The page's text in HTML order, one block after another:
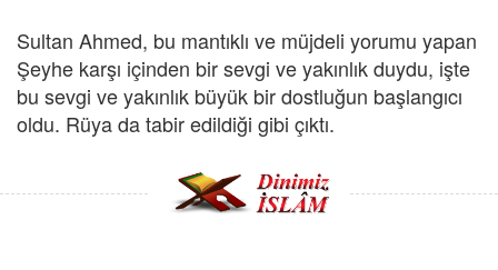
Sultan Ahmed, bu mantıklı ve müjdeli yorumu yapan
Şeyhe karşı içinden bir sevgi ve yakınlık duydu, işte
bu sevgi ve yakınlık büyük bir dostluğun başlangıcı
oldu. Rüya da tabir edildiği gibi çıktı.